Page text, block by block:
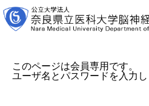
このページは会員専用です。
ユーザ名とパスワードを入力し